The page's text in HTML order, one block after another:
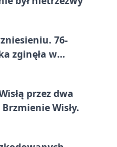
76-
zginęła w
przez dwa
Wisły.